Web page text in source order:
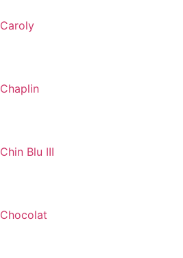
Caroly
Chaplin
Chin Blu III
Chocolat